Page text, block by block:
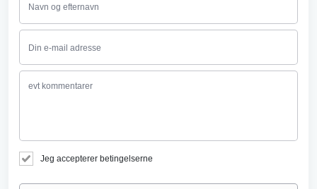
Jeg accepterer betingelserne